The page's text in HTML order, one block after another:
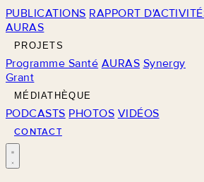
PUBLICATIONS RAPPORT
AURAS
PROJETS
Programme Santé AURAS Synergy
Grant
MÉDIATHÈQUE
PODCASTS PHOTOS VIDÉOS
CONTACT